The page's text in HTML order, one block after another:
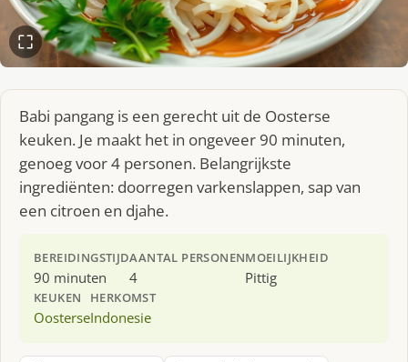
Babi pangang is een gerecht uit de Oosterse
keuken. Je maakt het in ongeveer 90 minuten,
genoeg voor 4 personen. Belangrijkste
ingrediënten: doorregen varkenslappen, sap van
een citroen en djahe.
BEREIDINGSTIJD
90 minuten
AANTAL PERSONEN
4
MOEILIJKHEID
Pittig
KEUKEN
Oosterse
HERKOMST
Indonesie